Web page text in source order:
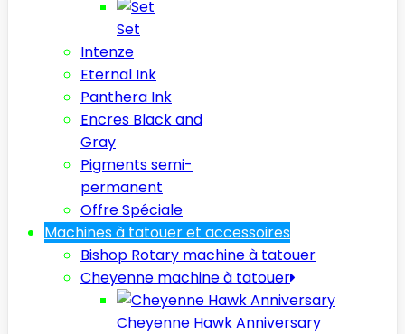
Set
Intenze
Eternal Ink
Panthera Ink
Encres Black and
Gray
Pigments semi-
permanent
Offre Spéciale
Machines à tatouer et accessoires
Bishop Rotary machine à tatouer
Cheyenne machine à tatouer
Cheyenne Hawk Anniversary